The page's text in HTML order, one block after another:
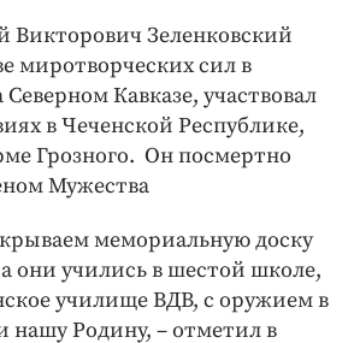
Викторович Зеленковский
миротворческих сил в
Кавказе, участвовал
в Чеченской Республике,
Грозного. Он посмертно
Мужества
мемориальную доску
они учились в шестой школе,
училище ВДВ, с оружием в
нашу Родину, – отметил в